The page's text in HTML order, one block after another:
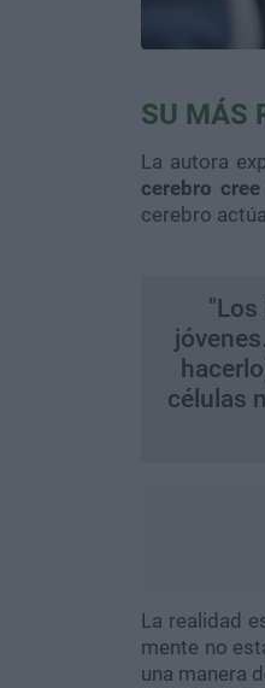
SU MÁS
La autora
cerebro
cerebro
células
La realidad
mente no
una manera